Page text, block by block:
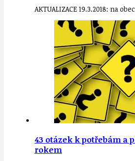
AKTUALIZACE 19.3.2018: na
43 otázek k potřebám a
rokem